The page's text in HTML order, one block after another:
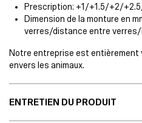
Prescription: +1/+1.5/+2/
Dimension de la monture en
verres/distance entre verres/
Notre entreprise est entièrement
envers les animaux.
ENTRETIEN DU PRODUIT